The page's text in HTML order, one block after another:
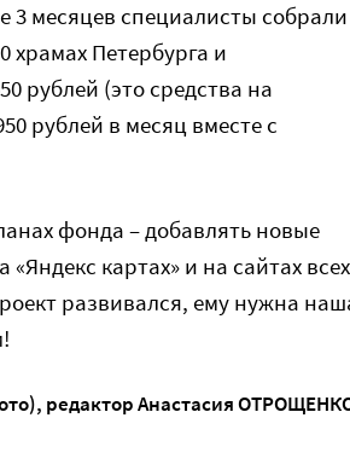
3 месяцев специалисты собрали
храмах Петербурга и
рублей (это средства на
рублей в месяц вместе с
фонда – добавлять новые
картах» и на сайтах всех
развивался, ему нужна
, редакторАнастасия